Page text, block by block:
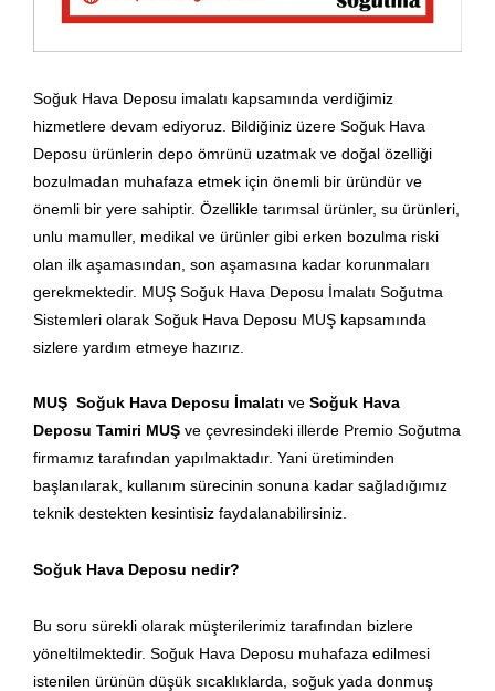
Soğuk Hava Deposu imalatı kapsamında verdiğimiz
hizmetlere devam ediyoruz. Bildiğiniz üzere Soğuk Hava
Deposu ürünlerin depo ömrünü uzatmak ve doğal özelliği
bozulmadan muhafaza etmek için önemli bir üründür ve
önemli bir yere sahiptir. Özellikle tarımsal ürünler, su ürünleri,
unlu mamuller, medikal ve ürünler gibi erken bozulma riski
olan ilk aşamasından, son aşamasına kadar korunmaları
gerekmektedir. MUŞ Soğuk Hava Deposu İmalatı Soğutma
Sistemleri olarak Soğuk Hava Deposu MUŞ kapsamında
sizlere yardım etmeye hazırız.
MUŞ Soğuk Hava Deposu İmalatı ve Soğuk Hava
Deposu Tamiri MUŞ ve çevresindeki illerde Premio Soğutma
firmamız tarafından yapılmaktadır. Yani üretiminden
başlanılarak, kullanım sürecinin sonuna kadar sağladığımız
teknik destekten kesintisiz faydalanabilirsiniz.
Soğuk Hava Deposu nedir?
Bu soru sürekli olarak müşterilerimiz tarafından bizlere
yöneltilmektedir. Soğuk Hava Deposu muhafaza edilmesi
istenilen ürünün düşük sıcaklıklarda, soğuk yada donmuş